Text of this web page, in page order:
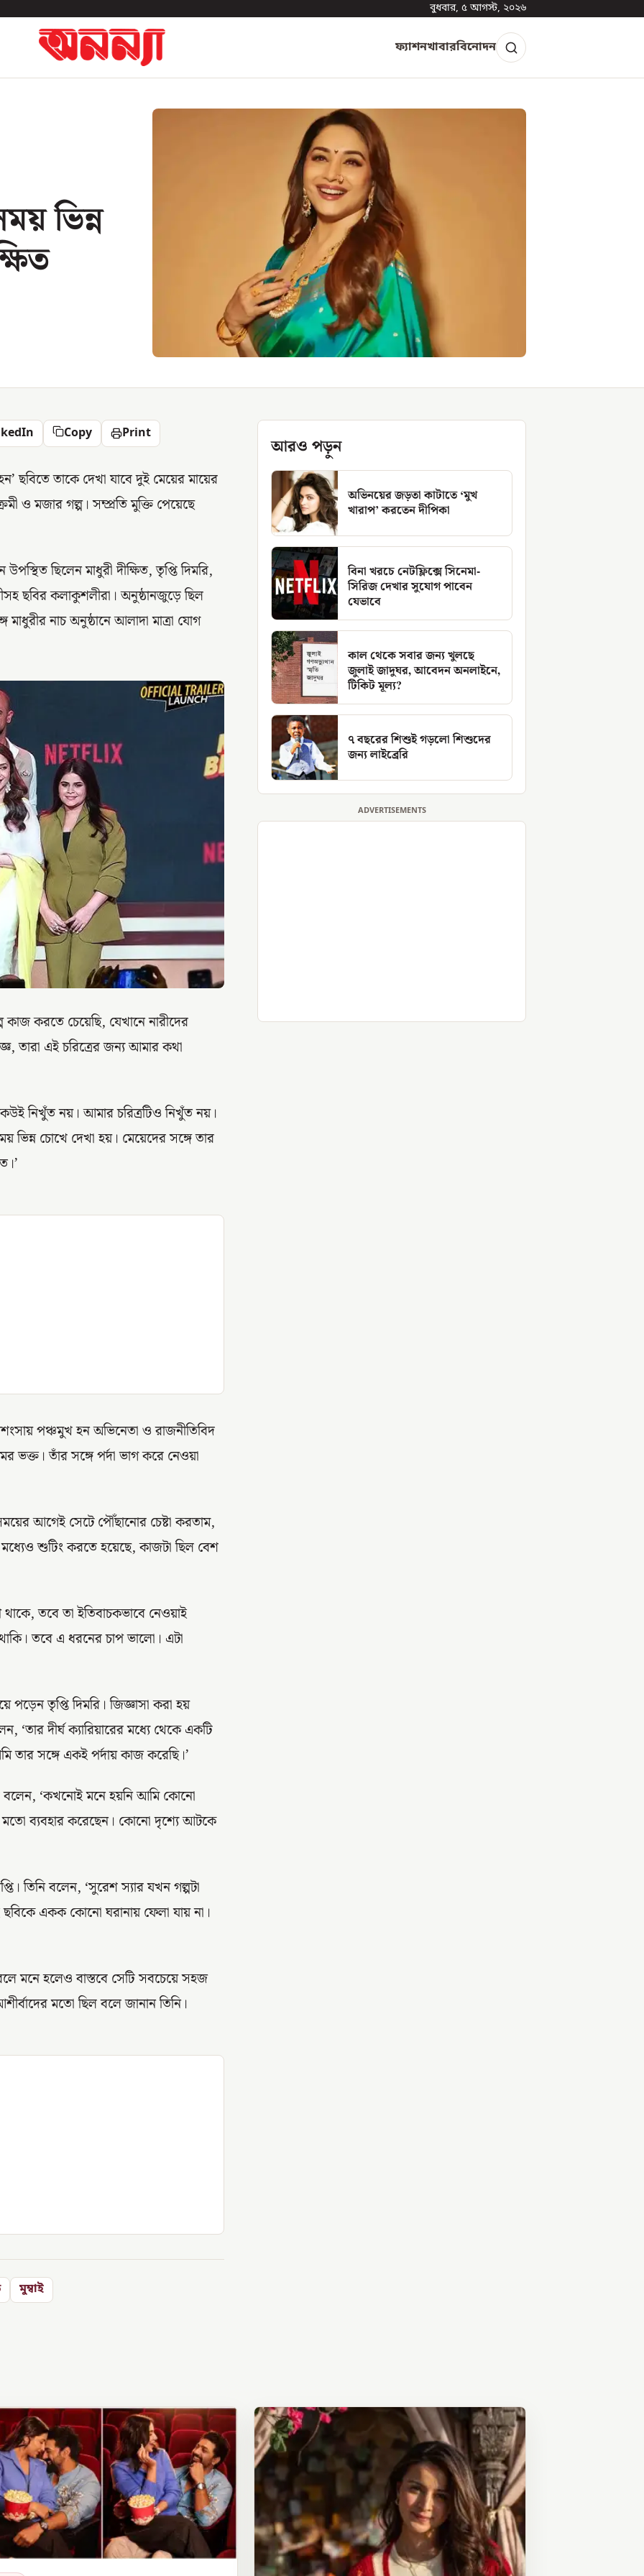
বুধবার, ৫ আগস্ট, ২০২৬
ফ্যাশনখাবারবিনোদন
ভিন্ন
Copy Print
ছবিতে তাকে দেখা যাবে দুই মেয়ের মায়ের
ও মজার গল্প। সম্প্রতি মুক্তি পেয়েছে
ছিলেন মাধুরী দীক্ষিত, তৃপ্তি দিমরি,
ছবির কলাকুশলীরা। অনুষ্ঠানজুড়ে ছিল
নাচ অনুষ্ঠানে আলাদা মাত্রা যোগ
করতে চেয়েছি, যেখানে নারীদের
তারা এই চরিত্রের জন্য আমার কথা
নিখুঁত নয়। আমার চরিত্রটিও নিখুঁত নয়।
চোখে দেখা হয়। মেয়েদের সঙ্গে তার
পঞ্চমুখ হন অভিনেতা ও রাজনীতিবিদ
ভক্ত। তাঁর সঙ্গে পর্দা ভাগ করে নেওয়া
আগেই সেটে পৌঁছানোর চেষ্টা করতাম,
শুটিং করতে হয়েছে, কাজটা ছিল বেশ
থাকে, তবে তা ইতিবাচকভাবে নেওয়াই
তবে এ ধরনের চাপ ভালো। এটা
পড়েন তৃপ্তি দিমরি। জিজ্ঞাসা করা হয়
‘তার দীর্ঘ ক্যারিয়ারের মধ্যে থেকে একটি
তার সঙ্গে একই পর্দায় কাজ করেছি।’
বলেন, ‘কখনোই মনে হয়নি আমি কোনো
মতো ব্যবহার করেছেন। কোনো দৃশ্যে আটকে
তিনি বলেন, ‘সুরেশ স্যার যখন গল্পটা
একক কোনো ঘরানায় ফেলা যায় না।
মনে হলেও বাস্তবে সেটি সবচেয়ে সহজ
মতো ছিল বলে জানান তিনি।
মুম্বাই
আরও পড়ুন
অভিনয়ের জড়তা কাটাতে ‘মুখ
খারাপ’ করতেন দীপিকা
বিনা খরচে নেটফ্লিক্সে সিনেমা-
সিরিজ দেখার সুযোগ পাবেন
যেভাবে
কাল থেকে সবার জন্য খুলছে
জুলাই জাদুঘর, আবেদন অনলাইনে,
টিকিট মূল্য?
৭ বছরের শিশুই গড়লো শিশুদের
জন্য লাইব্রেরি
ADVERTISEMENTS